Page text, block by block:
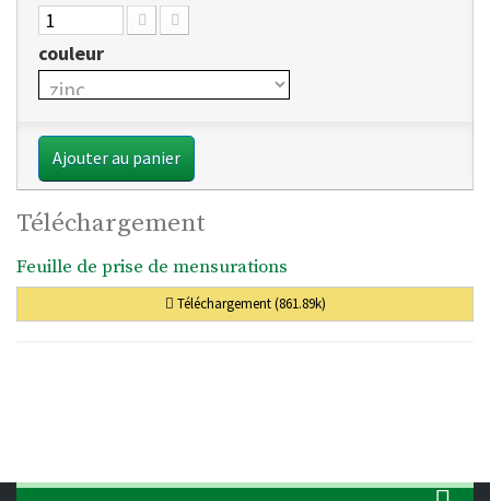
couleur
Ajouter au panier
Téléchargement
Feuille de prise de mensurations
Téléchargement (861.89k)